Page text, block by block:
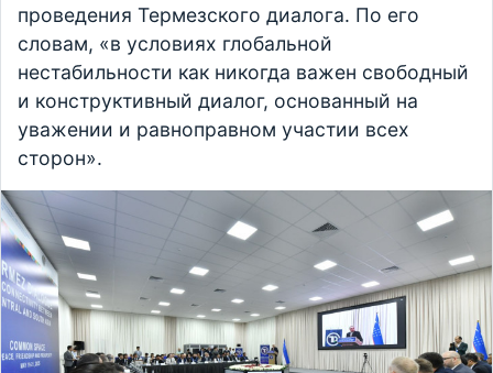
проведения Термезского диалога. По его
словам, «в условиях глобальной
нестабильности как никогда важен свободный
и конструктивный диалог, основанный на
уважении и равноправном участии всех
сторон».